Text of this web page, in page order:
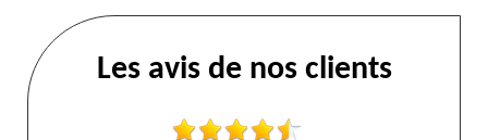
Les avis de nos clients